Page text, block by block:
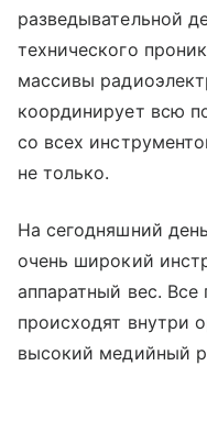
разведывательной
технического
массивы
координирует всю
со всех
не только.
На сегодняшний
очень широкий
аппаратный вес.
происходят внутри
высокий медийный